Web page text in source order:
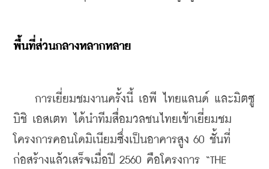
พื้นที่ส่วนกลางหลากหลาย
การเยี่ยมชมงานครั้งนี้ เอพี ไทยแลนด์ และมิตซู
บิชิ เอสเตท ได้นำทีมสื่อมวลชนไทยเข้าเยี่ยมชม
โครงการคอนโดมิเนียมซึ่งเป็นอาคารสูง 60 ชั้นที่
ก่อสร้างแล้วเสร็จเมื่อปี 2560 คือโครงการ “THE